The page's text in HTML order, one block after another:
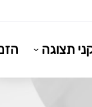
תצוגה